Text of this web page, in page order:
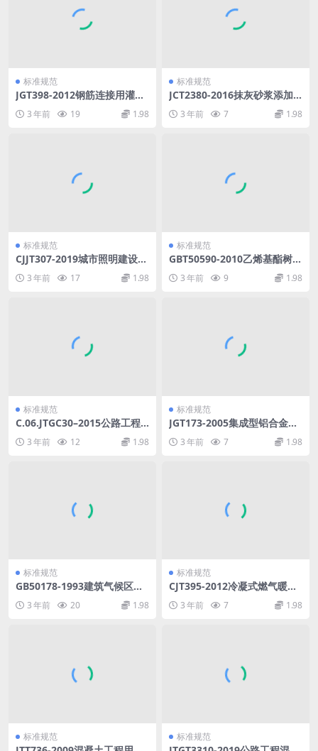
标准规范
JGT398-2012钢筋连接用灌浆
3 年前 19 1.98
标准规范
JCT2380-2016抹灰砂浆添加
3 年前 7 1.98
标准规范
CJJT307-2019城市照明建设规
3 年前 17 1.98
标准规范
GBT50590-2010乙烯基酯树脂
3 年前 9 1.98
标准规范
C.06.JTGC30–2015公路工程
3 年前 12 1.98
标准规范
JGT173-2005集成型铝合金门
3 年前 7 1.98
标准规范
GB50178-1993建筑气候区划
3 年前 20 1.98
标准规范
CJT395-2012冷凝式燃气暖浴
3 年前 7 1.98
标准规范 标准规范